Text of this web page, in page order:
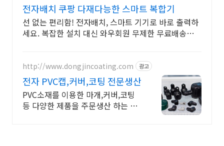
전자배치 쿠팡 다재다능한 스마트 복합기
선 없는 편리함! 전자배치, 스마트 기기로 바로 출력하
세요. 복잡한 설치 대신 와우회원 무제한 무료배송으로
http://www.dongjincoating.com 광고
전자 PVC캡,커버,코팅 전문생산
PVC소재를 이용한 마개,커버,코팅
등 다양한 제품을 주문생산 하는 업